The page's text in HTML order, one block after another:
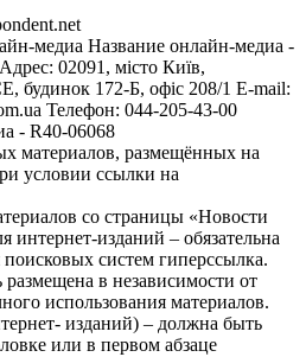
медиа Название онлайн-медиа -
02091, місто Київ,
172-Б, офіс 208/1 E-mail:
Телефон: 044-205-43-00
- R40-06068
материалов, размещённых на
условии ссылки на
со страницы «Новости
изданий – обязательна
систем гиперссылка.
в независимости от
использования материалов.
изданий) – должна быть
или в первом абзаце